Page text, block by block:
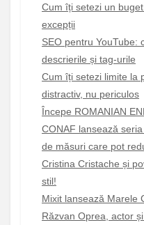
Cum îți setezi un
excepții
SEO pentru YouTube:
descrierile și tag-urile
Cum îți setezi limite la
distractiv, nu periculos
Începe ROMANIAN
CONAF lansează
de măsuri care pot
Cristina Cristache și
stil!
Mixit lansează Marele
Răzvan Oprea, actor